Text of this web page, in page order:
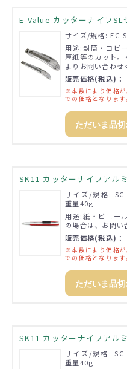
E-Value カッターナイフSL
サイズ/規格: EC-
用途:封筒・コピ
厚紙等のカット
よりお問い合わせ
販売価格(税込)
※本数により価格
での価格となります
ただいま品切
SK11 カッターナイフアル
サイズ/規格:
重量40g
用途:紙・ビニー
の場合は、お問い
販売価格(税込)
※本数により価格
での価格となります
ただいま品切
SK11 カッターナイフアル
サイズ/規格:
重量40g